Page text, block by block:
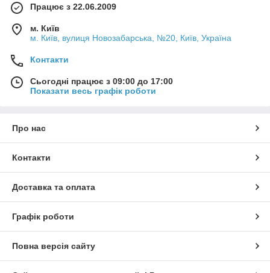
Працює з 22.06.2009
м. Київ
м. Київ, вулиця Новозабарська, №20, Київ, Україна
Контакти
Сьогодні працює з 09:00 до 17:00
Показати весь графік роботи
Про нас
Контакти
Доставка та оплата
Графік роботи
Повна версія сайту